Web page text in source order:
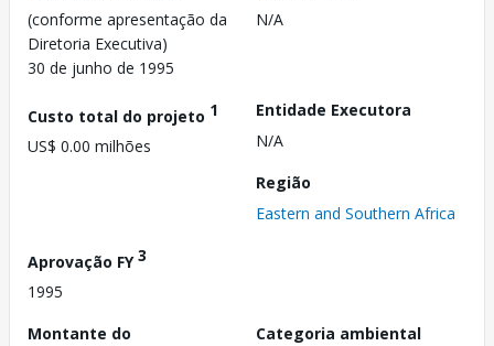
(conforme apresentação da
Diretoria Executiva)
30 de junho de 1995
N/A
Custo total do projeto 1
US$ 0.00 milhões
Entidade Executora
N/A
Região
Eastern and Southern Africa
Aprovação FY3
1995
Montante do
Categoria ambiental